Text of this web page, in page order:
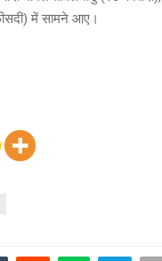
में सामने आए।